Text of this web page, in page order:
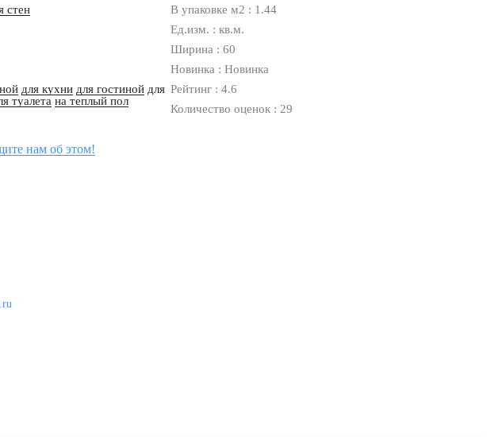
стен
для кухни для гостиной для
туалета на теплый пол
В упаковке м2 : 1.44
Ед.изм. : кв.м.
Ширина : 60
Новинка : Новинка
Рейтинг : 4.6
Количество оценок : 29
нам об этом!